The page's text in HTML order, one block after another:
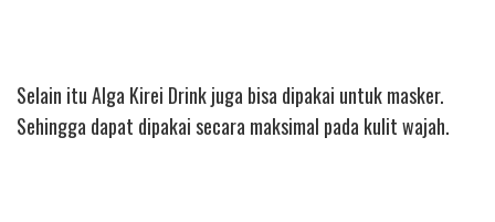
Selain itu Alga Kirei Drink juga bisa dipakai untuk masker.
Sehingga dapat dipakai secara maksimal pada kulit wajah.